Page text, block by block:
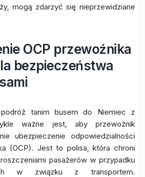
mogą zdarzyć się nieprzewidziane
OCP przewoźnika
bezpieczeństwa
tanim busem do Niemiec z
ważne jest, aby przewoźnik
ubezpieczenie odpowiedzialności
(OCP). Jest to polisa, która chroni
pasażerów w przypadku
w związku z transportem.